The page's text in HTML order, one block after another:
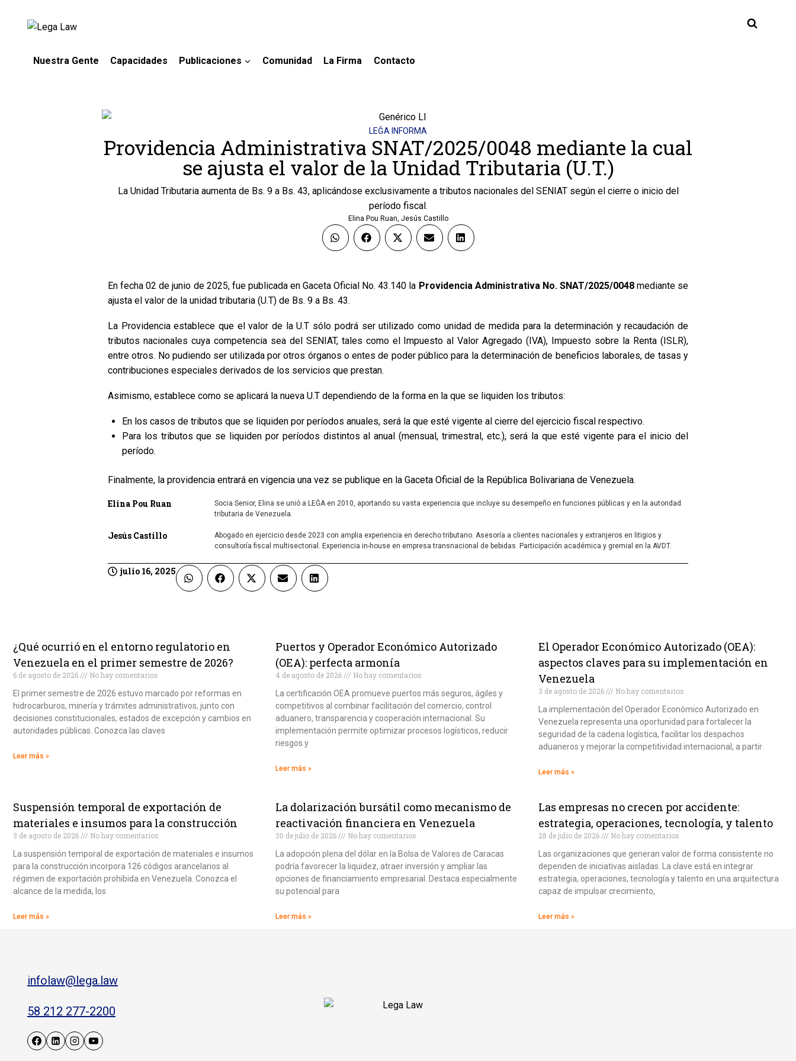
Nuestra Gente Capacidades Publicaciones Comunidad La Firma Contacto
LEĜA INFORMA
Providencia Administrativa SNAT/2025/0048 mediante la cual
se ajusta el valor de la Unidad Tributaria (U.T.)
La Unidad Tributaria aumenta de Bs. 9 a Bs. 43, aplicándose exclusivamente a tributos nacionales del SENIAT según el cierre o inicio del
período fiscal.
Elina Pou Ruan, Jesús Castillo
En fecha 02 de junio de 2025, fue publicada en Gaceta Oficial No. 43.140 la Providencia Administrativa No. SNAT/2025/0048 mediante se
ajusta el valor de la unidad tributaria (U.T) de Bs. 9 a Bs. 43.
La Providencia establece que el valor de la U.T sólo podrá ser utilizado como unidad de medida para la determinación y recaudación de
tributos nacionales cuya competencia sea del SENIAT, tales como el Impuesto al Valor Agregado (IVA), Impuesto sobre la Renta (ISLR),
entre otros. No pudiendo ser utilizada por otros órganos o entes de poder público para la determinación de beneficios laborales, de tasas y
contribuciones especiales derivados de los servicios que prestan.
Asimismo, establece como se aplicará la nueva U.T dependiendo de la forma en la que se liquiden los tributos:
En los casos de tributos que se liquiden por períodos anuales, será la que esté vigente al cierre del ejercicio fiscal respectivo.
Para los tributos que se liquiden por períodos distintos al anual (mensual, trimestral, etc.), será la que esté vigente para el inicio del
período.
Finalmente, la providencia entrará en vigencia una vez se publique en la Gaceta Oficial de la República Bolivariana de Venezuela.
Elina Pou Ruan
Socia Senior, Elina se unió a LEĜA en 2010, aportando su vasta experiencia que incluye su desempeño en funciones públicas y en la autoridad
tributaria de Venezuela.
Jesús Castillo
Abogado en ejercicio desde 2023 con amplia experiencia en derecho tributario. Asesoría a clientes nacionales y extranjeros en litigios y
consultoría fiscal multisectorial. Experiencia in-house en empresa transnacional de bebidas. Participación académica y gremial en la AVDT.
julio 16, 2025
¿Qué ocurrió en el entorno regulatorio en
Venezuela en el primer semestre de 2026?
6 de agosto de 2026
No hay comentarios
El primer semestre de 2026 estuvo marcado por reformas en
hidrocarburos, minería y trámites administrativos, junto con
decisiones constitucionales, estados de excepción y cambios en
autoridades públicas. Conozca las claves
Leer más »
Puertos y Operador Económico Autorizado
(OEA): perfecta armonía
4 de agosto de 2026
No hay comentarios
La certificación OEA promueve puertos más seguros, ágiles y
competitivos al combinar facilitación del comercio, control
aduanero, transparencia y cooperación internacional. Su
implementación permite optimizar procesos logísticos, reducir
riesgos y
Leer más »
El Operador Económico Autorizado (OEA):
aspectos claves para su implementación en
Venezuela
3 de agosto de 2026
No hay comentarios
La implementación del Operador Económico Autorizado en
Venezuela representa una oportunidad para fortalecer la
seguridad de la cadena logística, facilitar los despachos
aduaneros y mejorar la competitividad internacional, a partir
Leer más »
Suspensión temporal de exportación de
materiales e insumos para la construcción
3 de agosto de 2026
No hay comentarios
La suspensión temporal de exportación de materiales e insumos
para la construcción incorpora 126 códigos arancelarios al
régimen de exportación prohibida en Venezuela. Conozca el
alcance de la medida, los
Leer más »
La dolarización bursátil como mecanismo de
reactivación financiera en Venezuela
30 de julio de 2026
No hay comentarios
La adopción plena del dólar en la Bolsa de Valores de Caracas
podría favorecer la liquidez, atraer inversión y ampliar las
opciones de financiamiento empresarial. Destaca especialmente
su potencial para
Leer más »
Las empresas no crecen por accidente:
estrategia, operaciones, tecnología, y talento
28 de julio de 2026
No hay comentarios
Las organizaciones que generan valor de forma consistente no
dependen de iniciativas aisladas. La clave está en integrar
estrategia, operaciones, tecnología y talento en una arquitectura
capaz de impulsar crecimiento,
Leer más »
infolaw@lega.law
58 212 277-2200